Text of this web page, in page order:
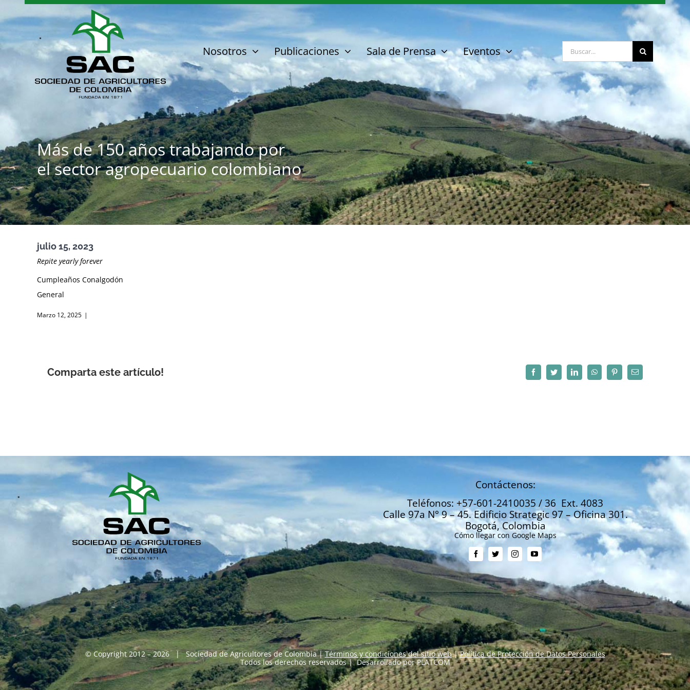
contenido
Nosotros Publicaciones Sala de Prensa Eventos Buscar:
Más de 150 años trabajando por
el sector agropecuario colombiano
julio 15, 2023
Repite yearly forever
Cumpleaños Conalgodón
General
Marzo 12, 2025 |
Comparta este artículo! FacebookTwitterLinkedInWhatsAppPinterestCorreo
electrónico
Contáctenos:
Teléfonos: +57-601-2410035 / 36 Ext. 4083
Calle 97a N° 9 – 45. Edificio Strategic 97 – Oficina 301.
Bogotá, Colombia
Cómo llegar con Google Maps
© Copyright 2012 – 2026 | Sociedad de Agricultores de Colombia |Términos y condiciones del sitio web|Política de Protección de Datos Personales
Todos los derechos reservados | Desarrollado porPLATCOM